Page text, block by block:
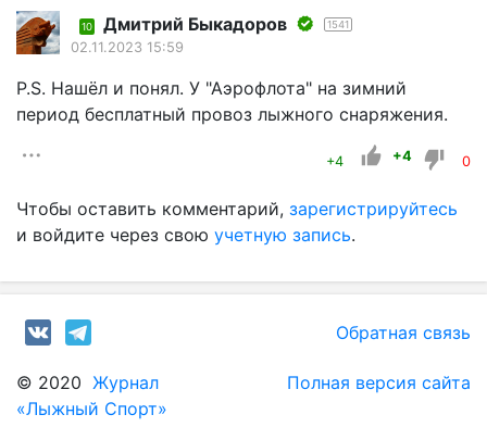
10 Дмитрий Быкадоров 1541
02.11.2023 15:59
P.S. Нашёл и понял. У "Аэрофлота" на зимний
период бесплатный провоз лыжного снаряжения.
+4 +4 0
Чтобы оставить комментарий, зарегистрируйтесь
и войдите через свою учетную запись.
Обратная связь
© 2020 Журнал
«Лыжный Спорт»
Полная версия сайта